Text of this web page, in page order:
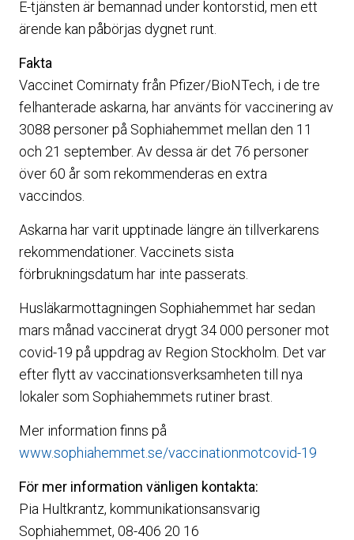
E-tjänsten är bemannad under kontorstid, men ett
ärende kan påbörjas dygnet runt.
Fakta
Vaccinet Comirnaty från Pfizer/BioNTech, i de tre
felhanterade askarna, har använts för vaccinering av
3088 personer på Sophiahemmet mellan den 11
och 21 september. Av dessa är det 76 personer
över 60 år som rekommenderas en extra
vaccindos.
Askarna har varit upptinade längre än tillverkarens
rekommendationer. Vaccinets sista
förbrukningsdatum har inte passerats.
Husläkarmottagningen Sophiahemmet har sedan
mars månad vaccinerat drygt 34 000 personer mot
covid-19 på uppdrag av Region Stockholm. Det var
efter flytt av vaccinationsverksamheten till nya
lokaler som Sophiahemmets rutiner brast.
Mer information finns på
www.sophiahemmet.se/vaccinationmotcovid-19
För mer information vänligen kontakta:
Pia Hultkrantz, kommunikationsansvarig
Sophiahemmet, 08-406 20 16